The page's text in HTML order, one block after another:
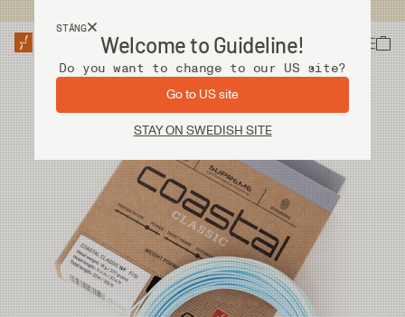
STÄNG
Welcome to Guideline!
Do you want to change to our US site?
Go to US site
STAY ON SWEDISH SITE